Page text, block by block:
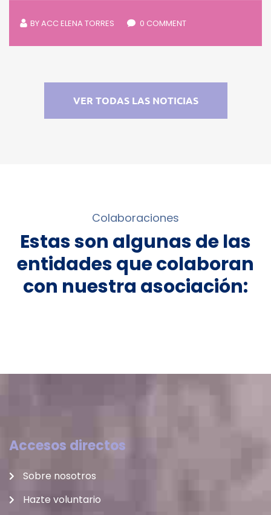
BYACC ELENA TORRES 0 COMMENT
VER TODAS LAS NOTICIAS
Colaboraciones
Estas son algunas de las
entidades que colaboran
con nuestra asociación:
Accesos directos
Sobre nosotros
Hazte voluntario